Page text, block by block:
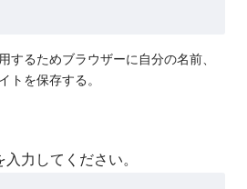
するためブラウザーに自分の名前、
トを保存する。
入力してください。